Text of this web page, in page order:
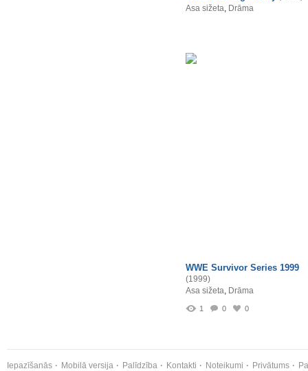
Asa sižeta, Drāma
WWE Survivor Series 1999
(1999)
Asa sižeta, Drāma
1 0 0
Iepazīšanās Mobilā versija Palīdzība Kontakti Noteikumi Privātums